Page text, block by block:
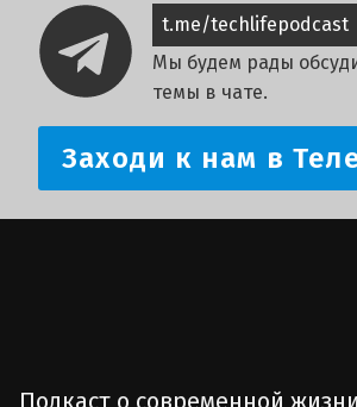
t.me/techlifepodcast
Мы будем рады
темы в чате.
Заходи к нам в